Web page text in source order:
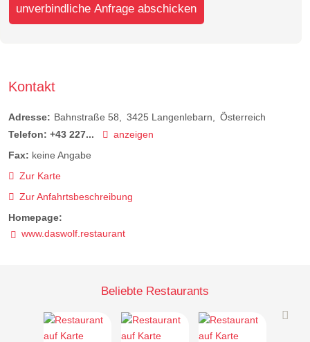
unverbindliche Anfrage abschicken
Kontakt
Adresse: Bahnstraße 58 3425 Langenlebarn
Österreich
Telefon: +43 227...
anzeigen
Fax: keine Angabe
Zur Karte
Zur Anfahrtsbeschreibung
Homepage:
www.daswolf.restaurant
Beliebte Restaurants